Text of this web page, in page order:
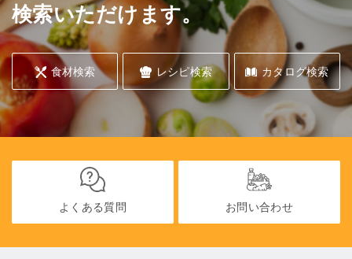
検索いただけます。
食材検索 レシピ検索 カタログ検索
よくある質問 お問い合わせ